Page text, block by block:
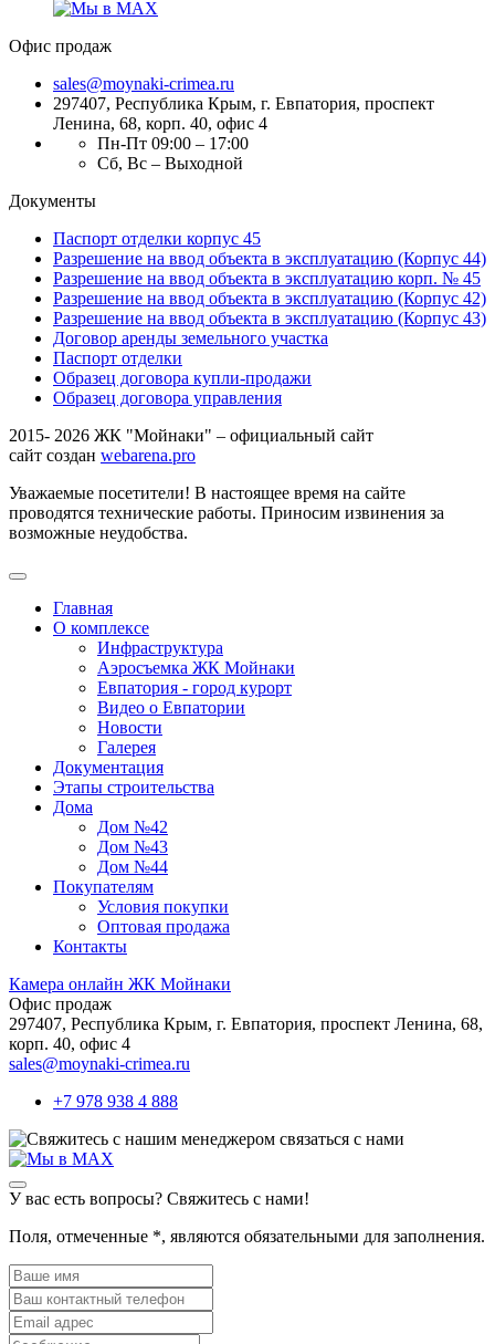
Офис продаж
sales@moynaki-crimea.ru
297407, Республика Крым, г. Евпатория, проспект
Ленина, 68, корп. 40, офис 4
Пн-Пт 09:00 – 17:00
Сб, Вс – Выходной
Документы
Паспорт отделки корпус 45
Разрешение на ввод объекта в эксплуатацию (Корпус 44)
Разрешение на ввод объекта в эксплуатацию корп. № 45
Разрешение на ввод объекта в эксплуатацию (Корпус 42)
Разрешение на ввод объекта в эксплуатацию (Корпус 43)
Договор аренды земельного участка
Паспорт отделки
Образец договора купли-продажи
Образец договора управления
2015- 2026 ЖК "Мойнаки" – официальный сайт
сайт создан webarena.pro
Уважаемые посетители! В настоящее время на сайте
проводятся технические работы. Приносим извинения за
возможные неудобства.
Главная
О комплексе
Инфраструктура
Аэросъемка ЖК Мойнаки
Евпатория - город курорт
Видео о Евпатории
Новости
Галерея
Документация
Этапы строительства
Дома
Дом №42
Дом №43
Дом №44
Покупателям
Условия покупки
Оптовая продажа
Контакты
Камера онлайн ЖК Мойнаки
Офис продаж
297407, Республика Крым, г. Евпатория, проспект Ленина, 68,
корп. 40, офис 4
sales@moynaki-crimea.ru
+7 978 938 4 888
связаться с нами
У вас есть вопросы? Свяжитесь с нами!
Поля, отмеченные *, являются обязательными для заполнения.